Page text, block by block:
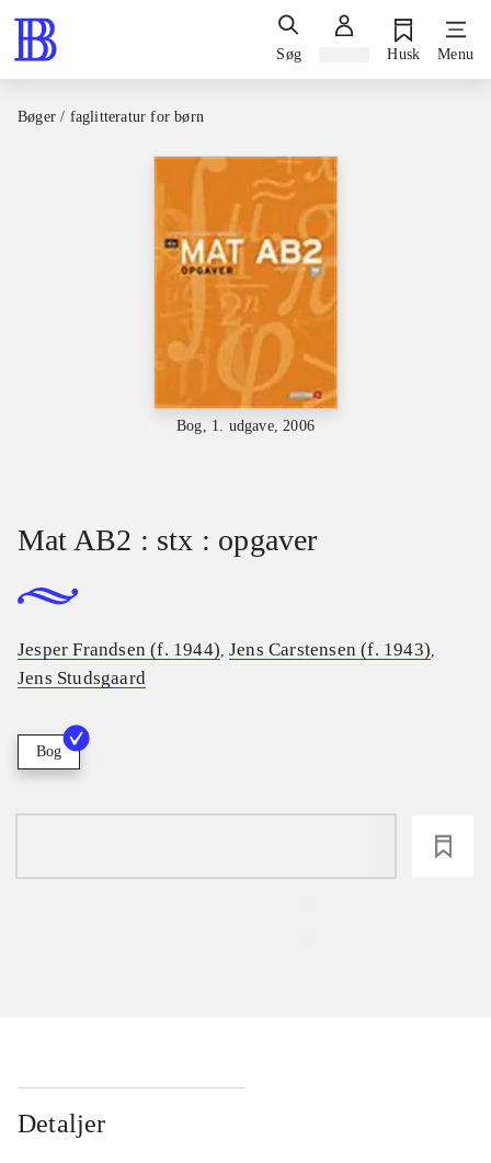
Søg Husk Menu
Bøger / faglitteratur for børn
Bog, 1. udgave, 2006
Mat AB2 : stx : opgaver
Jesper Frandsen (f. 1944), Jens Carstensen (f. 1943),
Jens Studsgaard
Bog
Detaljer